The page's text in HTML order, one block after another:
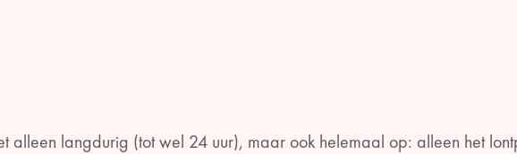
alleen langdurig (tot wel 24 uur), maar ook helemaal op: alleen het